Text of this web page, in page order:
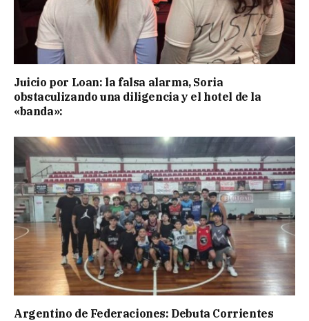
Juicio por Loan: la falsa alarma, Soria
obstaculizando una diligencia y el hotel de la
«banda»:
Argentino de Federaciones: Debuta Corrientes